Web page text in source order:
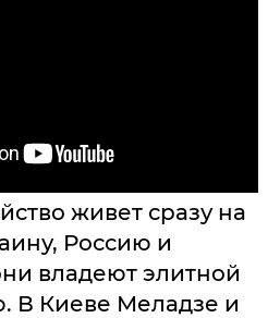
живет сразу на
Россию и
владеют элитной
В Киеве Меладзе и